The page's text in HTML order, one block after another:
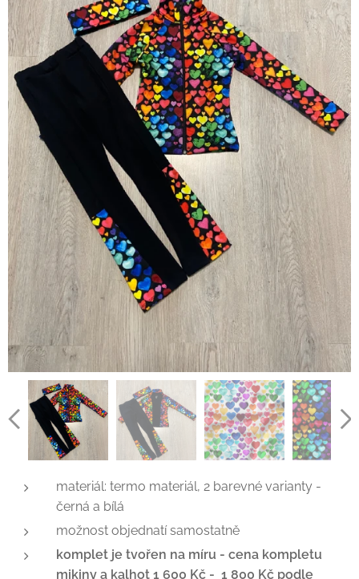
materiál: termo materiál, 2 barevné varianty -
černá a bílá
možnost objednatí samostatně
komplet je tvořen na míru - cena kompletu
mikiny a kalhot 1 600 Kč - 1 800 Kč podle